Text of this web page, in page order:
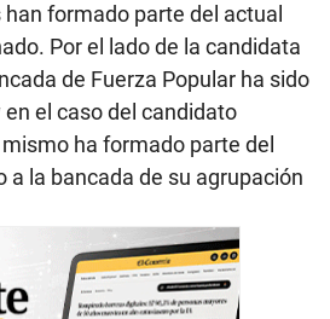
formado parte del actual
Por el lado de la candidata
de Fuerza Popular ha sido
en el caso del candidato
ha formado parte del
a la bancada de su agrupación